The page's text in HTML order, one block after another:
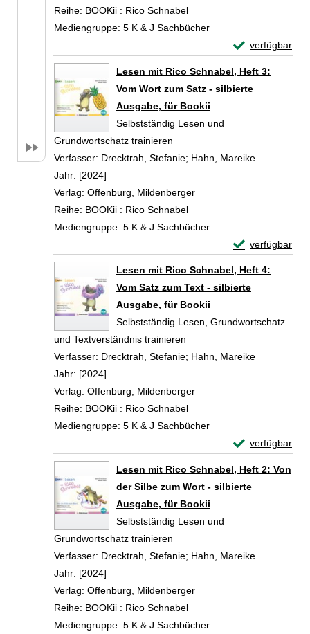
Reihe: BOOKii : Rico Schnabel
Mediengruppe: 5 K & J Sachbücher
verfügbar
Exemplar-
Lesen mit Rico Schnabel, Heft 3:
Vom Wort zum Satz - silbierte
Ausgabe, für Bookii
Selbstständig Lesen und
Grundwortschatz trainieren
Verfasser: Drecktrah, Stefanie; Hahn, Mareike
Jahr: [2024]
Verlag: Offenburg, Mildenberger
Reihe: BOOKii : Rico Schnabel
Mediengruppe: 5 K & J Sachbücher
verfügbar
Exemplar-
Lesen mit Rico Schnabel, Heft 4:
Vom Satz zum Text - silbierte
Ausgabe, für Bookii
Selbstständig Lesen, Grundwortschatz
und Textverständnis trainieren
Verfasser: Drecktrah, Stefanie; Hahn, Mareike
Jahr: [2024]
Verlag: Offenburg, Mildenberger
Reihe: BOOKii : Rico Schnabel
Mediengruppe: 5 K & J Sachbücher
verfügbar
Exemplar-
Lesen mit Rico Schnabel, Heft 2: Von
der Silbe zum Wort - silbierte
Ausgabe, für Bookii
Selbstständig Lesen und
Grundwortschatz trainieren
Verfasser: Drecktrah, Stefanie; Hahn, Mareike
Jahr: [2024]
Verlag: Offenburg, Mildenberger
Reihe: BOOKii : Rico Schnabel
Mediengruppe: 5 K & J Sachbücher